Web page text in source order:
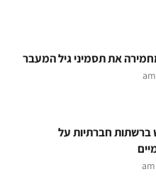
חברתיות על